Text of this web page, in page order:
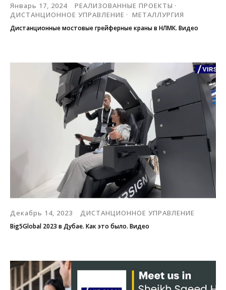
Январь 17, 2024
РЕАЛИЗОВАННЫЕ ПРОЕКТЫ
ДИСТАНЦИОННОЕ УПРАВЛЕНИЕ
МЕТАЛЛУРГИЯ
Дистанционные мостовые грейферные краны в НЛМК. Видео
Декабрь 14, 2023 ДИСТАНЦИОННОЕ УПРАВЛЕНИЕ
Big5Global 2023 в Дубае. Как это было. Видео